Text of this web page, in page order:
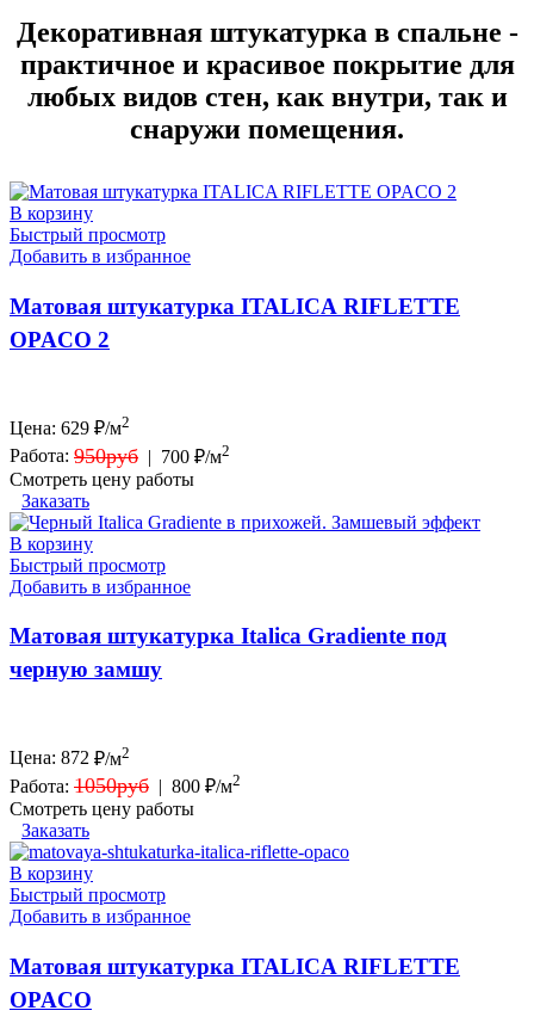
Декоративная штукатурка в спальне -
практичное и красивое покрытие для
любых видов стен, как внутри, так и
снаружи помещения.
В корзину
Быстрый просмотр
Добавить в избранное
Матовая штукатурка ITALICA RIFLETTE
OPACO 2
Цена: 629 ₽/м2
Работа: 950руб | 700 ₽/м2
Смотреть цену работы
Заказать
В корзину
Быстрый просмотр
Добавить в избранное
Матовая штукатурка Italica Gradiente под
черную замшу
Цена: 872 ₽/м2
Работа: 1050руб | 800 ₽/м2
Смотреть цену работы
Заказать
В корзину
Быстрый просмотр
Добавить в избранное
Матовая штукатурка ITALICA RIFLETTE
OPACO